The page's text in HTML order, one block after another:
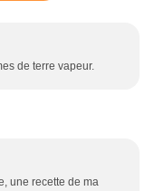
de terre vapeur.
une recette de ma